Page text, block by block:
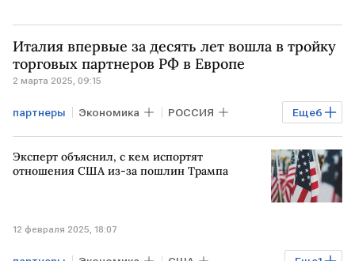
Италия впервые за десять лет вошла в тройку
торговых партнеров РФ в Европе
2 марта 2025, 09:15
Еще6
партнеры Экономика РОССИЯ
ИТАЛИЯ ЕВРОПА Бизнес
БЕЛОРУССИЯ ЕС торговля
Эксперт объяснил, с кем испортят
отношения США из-за пошлин Трампа
12 февраля 2025, 18:07